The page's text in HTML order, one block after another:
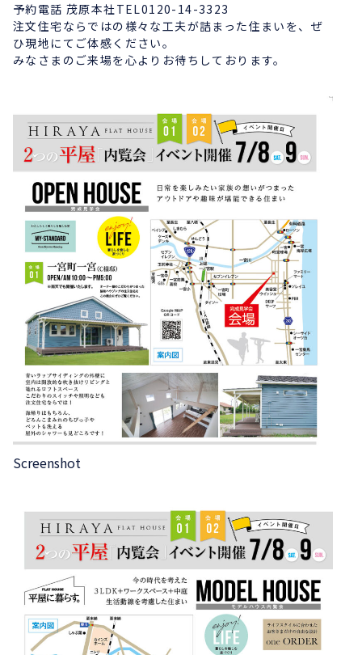
予約電話 茂原本社TEL0120-14-3323
注文住宅ならではの様々な工夫が詰まった住まいを、ぜ
ひ現地にてご体感ください。
みなさまのご来場を心よりお待ちしております。
Screenshot